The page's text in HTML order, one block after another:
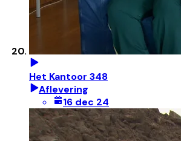
Het Kantoor 348
Aflevering
16 dec 24